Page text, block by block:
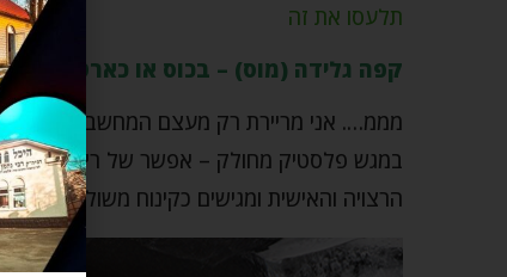
תלעסו את זה
קפה גלידה (מוס) – בכוס או כארטיק
מממ…. אני מריירת רק מעצם המחשבה על כוס
במגש פלסטיק מחולק – אפשר של ריבועים/
הרצויה והאישית ומגישים כקינוח משולם